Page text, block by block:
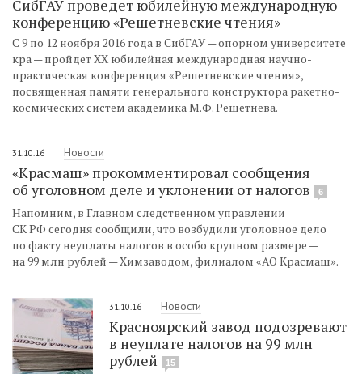
СибГАУ проведет юбилейную международную
конференцию «Решетневские чтения»
С 9 по 12 ноября 2016 года в СибГАУ — опорном университете
кра — пройдет XХ юбилейная международная научно-
практическая конференция «Решетневские чтения»,
посвященная памяти генерального конструктора ракетно-
космических систем академика М.Ф. Решетнева.
31.10.16 Новости
«Красмаш» прокомментировал сообщения
об уголовном деле и уклонении от налогов
6
Напомним, в Главном следственном управлении
СК РФ сегодня сообщили, что возбудили уголовное дело
по факту неуплаты налогов в особо крупном размере —
на 99 млн рублей — Химзаводом, филиалом «АО Красмаш».
31.10.16 Новости
Красноярский завод подозревают
в неуплате налогов на 99 млн
рублей
15